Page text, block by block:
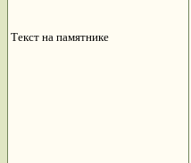
Текст на памятнике